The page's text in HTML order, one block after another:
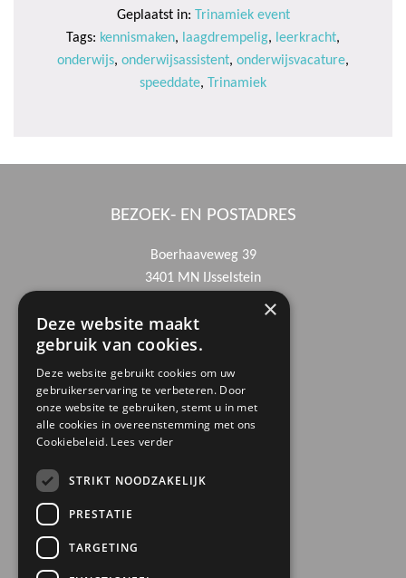
Geplaatst in: Trinamiek event
Tags: kennismaken, laagdrempelig, leerkracht,
onderwijs, onderwijsassistent, onderwijsvacature,
speeddate, Trinamiek
BEZOEK- EN POSTADRES
Boerhaaveweg 39
3401 MN IJsselstein
CONTACTGEGEVENS
030 6868444
info@trinamiek.nl
financien@trinamiek.nl
Bestuursnummer: 77975
×
Deze website maakt
gebruik van cookies.
Deze website gebruikt cookies om uw
gebruikerservaring te verbeteren. Door
onze website te gebruiken, stemt u in met
alle cookies in overeenstemming met ons
Cookiebeleid. Lees verder
STRIKT NOODZAKELIJK
PRESTATIE
TARGETING